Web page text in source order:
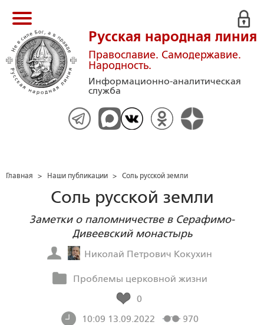
Русская народная линия
Православие. Самодержавие.
Народность.
Информационно-аналитическая
служба
Главная > Наши публикации > Соль русской земли
Соль русской земли
Заметки о паломничестве в Серафимо-
Дивеевский монастырь
Николай Петрович Кокухин
Проблемы церковной жизни
0
10:09 13.09.2022
970